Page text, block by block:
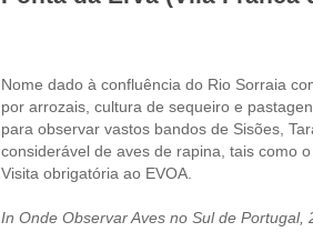
Nome dado à confluência do Rio Sorraia
por arrozais, cultura de sequeiro e
para observar vastos bandos de Sisões,
considerável de aves de rapina, tais como
Visita obrigatória ao EVOA.
In Onde Observar Aves no Sul de Portugal,